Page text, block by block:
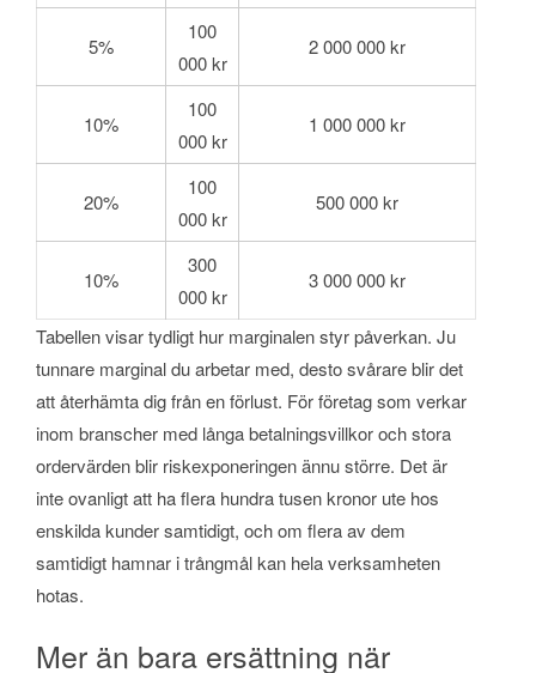
5%
100
000 kr
2 000 000 kr
10%
100
000 kr
1 000 000 kr
20%
100
000 kr
500 000 kr
10%
300
000 kr
3 000 000 kr
Tabellen visar tydligt hur marginalen styr påverkan. Ju
tunnare marginal du arbetar med, desto svårare blir det
att återhämta dig från en förlust. För företag som verkar
inom branscher med långa betalningsvillkor och stora
ordervärden blir riskexponeringen ännu större. Det är
inte ovanligt att ha flera hundra tusen kronor ute hos
enskilda kunder samtidigt, och om flera av dem
samtidigt hamnar i trångmål kan hela verksamheten
hotas.
Mer än bara ersättning när